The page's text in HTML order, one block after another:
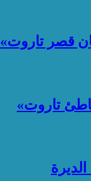
قصر تاروت»
تاروت»